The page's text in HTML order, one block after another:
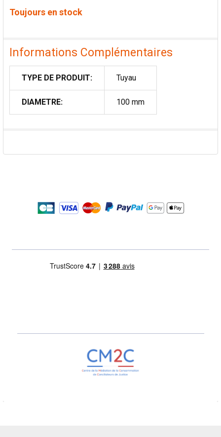
Toujours en stock
Informations Complémentaires
TYPE DE PRODUIT: Tuyau
DIAMETRE: 100 mm